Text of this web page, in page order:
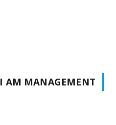
I AM MANAGEMENT